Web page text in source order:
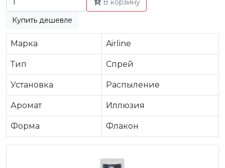
Купить дешевле
Марка Airline
Тип Спрей
Установка Распыление
Аромат Иллюзия
Форма Флакон